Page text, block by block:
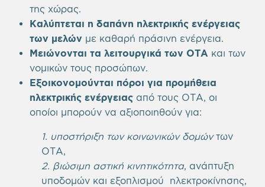
της χώρας.
Καλύπτεται η δαπάνη ηλεκτρικής ενέργειας
των μελών με καθαρή πράσινη ενέργεια.
Μειώνονται τα λειτουργικά των ΟΤΑ και των
νομικών τους προσώπων.
Εξοικονομούνται πόροι για προμήθεια
ηλεκτρικής ενέργειας από τους ΟΤΑ, οι
οποίοι μπορούν να αξιοποιηθούν για:
1. υποστήριξη των κοινωνικών δομώντων
ΟΤΑ,
2. βιώσιμη αστική κινητικότητα, ανάπτυξη
υποδομών και εξοπλισμού ηλεκτροκίνησης,